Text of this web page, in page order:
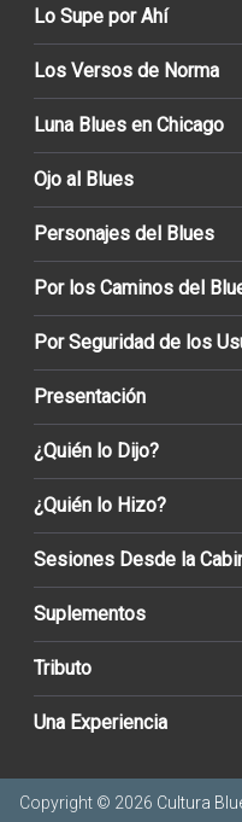
Lo Supe por Ahí
Los Versos de Norma
Luna Blues en Chicago
Ojo al Blues
Personajes del Blues
Por los Caminos del
Por Seguridad de los
Presentación
¿Quién lo Dijo?
¿Quién lo Hizo?
Sesiones Desde la
Suplementos
Tributo
Una Experiencia
Copyright © 2026 Cultura